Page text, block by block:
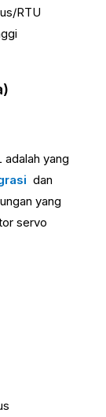
RTU
yang
dan
yang
servo